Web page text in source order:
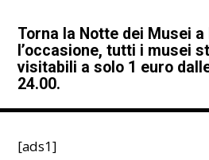
Torna la Notte dei Musei a
l’occasione, tutti i musei
visitabili a solo 1 euro
24.00.
[ads1]